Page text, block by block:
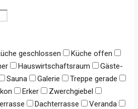
geschlossen
Küche offen
Hauswirtschaftsraum
Gäste-
Sauna Galerie
Treppe gerade
Erker
Zwerchgiebel
Dachterrasse
Veranda